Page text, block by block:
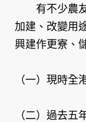
有不少農友
加建、改變用
興建作更寮、
（一）現時
（二）過去